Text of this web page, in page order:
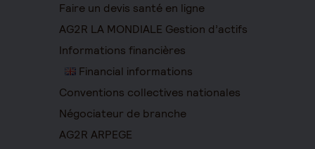
Faire un devis santé en ligne
AG2R LA MONDIALE Gestion d’actifs
Informations financières
Financial informations
Conventions collectives nationales
Négociateur de branche
AG2R ARPEGE